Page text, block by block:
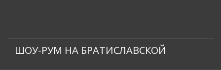
ШОУ-РУМ НА БРАТИСЛАВСКОЙ